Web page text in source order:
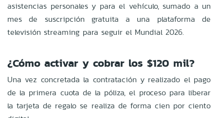
asistencias personales y para el vehículo, sumado a un
mes de suscripción gratuita a una plataforma de
televisión streaming para seguir el Mundial 2026.
¿Cómo activar y cobrar los $120 mil?
Una vez concretada la contratación y realizado el pago
de la primera cuota de la póliza, el proceso para liberar
la tarjeta de regalo se realiza de forma cien por ciento